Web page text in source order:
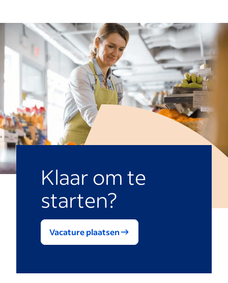
Klaar om te
starten?
Vacature plaatsen